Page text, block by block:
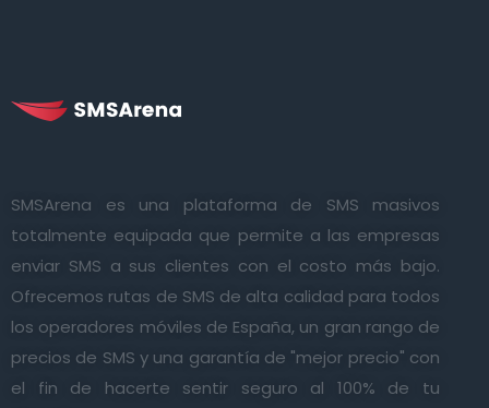
SMSArena es una plataforma de SMS masivos
totalmente equipada que permite a las empresas
enviar SMS a sus clientes con el costo más bajo.
Ofrecemos rutas de SMS de alta calidad para todos
los operadores móviles de España, un gran rango de
precios de SMS y una garantía de "mejor precio" con
el fin de hacerte sentir seguro al 100% de tu